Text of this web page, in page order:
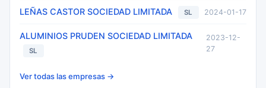
LEÑAS CASTOR SOCIEDAD LIMITADA SL 2024-01-17
ALUMINIOS PRUDEN SOCIEDAD LIMITADA
SL
2023-12-
27
Ver todas las empresas →